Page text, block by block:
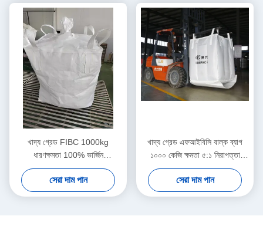
খাদ্য গ্রেড FIBC 1000kg
ধারণক্ষমতা 100% ভার্জিন
পলিপ্রোপিলিন
সেরা দাম পান
খাদ্য গ্রেড এফআইবিসি বাল্ক ব্যাগ
১০০০ কেজি ক্ষমতা ৫:১ নিরাপত্তা
অনুপাত
সেরা দাম পান